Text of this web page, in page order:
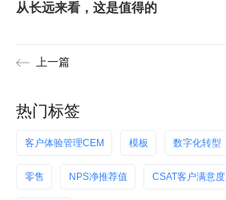
从长远来看，这是值得的
上一篇
热门标签
客户体验管理CEM 模板 数字化转型
零售 NPS净推荐值 CSAT客户满意度